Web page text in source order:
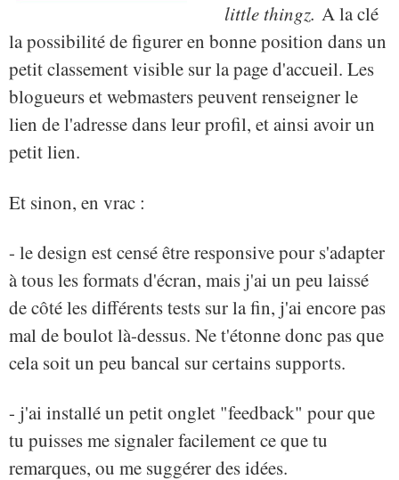
little thingz. A la clé
la possibilité de figurer en bonne position dans un
petit classement visible sur la page d'accueil. Les
blogueurs et webmasters peuvent renseigner le
lien de l'adresse dans leur profil, et ainsi avoir un
petit lien.
Et sinon, en vrac :
- le design est censé être responsive pour s'adapter
à tous les formats d'écran, mais j'ai un peu laissé
de côté les différents tests sur la fin, j'ai encore pas
mal de boulot là-dessus. Ne t'étonne donc pas que
cela soit un peu bancal sur certains supports.
- j'ai installé un petit onglet "feedback" pour que
tu puisses me signaler facilement ce que tu
remarques, ou me suggérer des idées.